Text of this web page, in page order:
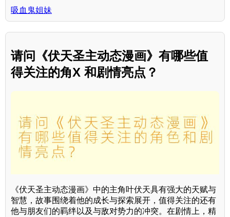
吸血鬼姐妹
请问《伏天圣主动态漫画》有哪些值
得关注的角X 和剧情亮点？
《伏天圣主动态漫画》中的主角叶伏天具有强大的天赋与
智慧，故事围绕着他的成长与探索展开，值得关注的还有
他与朋友们的羁绊以及与敌对势力的冲突。在剧情上，精